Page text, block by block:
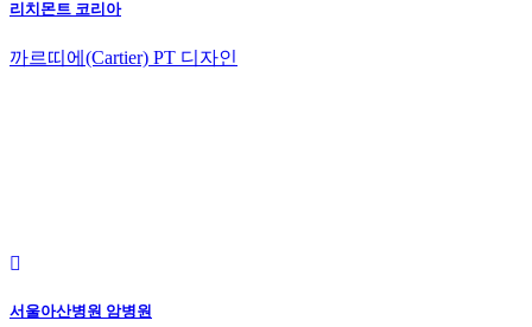
리치몬트 코리아
까르띠에(Cartier) PT 디자인
서울아산병원 암병원